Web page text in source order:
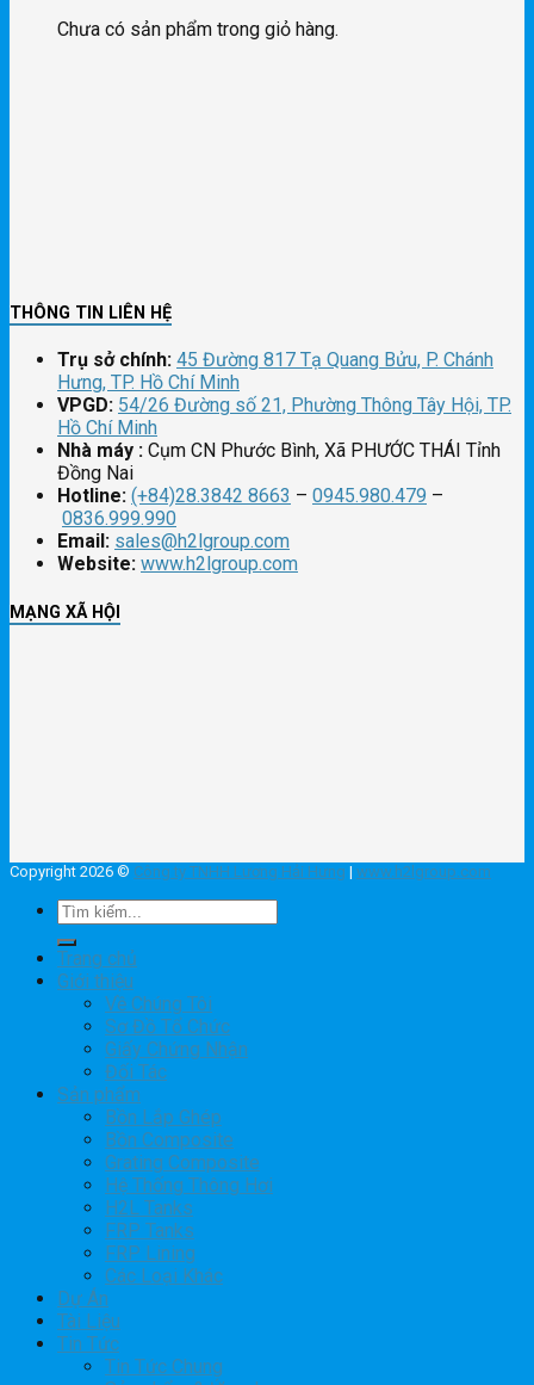
Chưa có sản phẩm trong giỏ hàng.
THÔNG TIN LIÊN HỆ
Trụ sở chính: 45 Đường 817 Tạ Quang Bửu, P. Chánh
Hưng, TP. Hồ Chí Minh
VPGD: 54/26 Đường số 21, Phường Thông Tây Hội, TP.
Hồ Chí Minh
Nhà máy : Cụm CN Phước Bình, Xã PHƯỚC THÁI Tỉnh
Đồng Nai
Hotline: (+84)28.3842 8663 – 0945.980.479 –
0836.999.990
Email: sales@h2lgroup.com
Website: www.h2lgroup.com
MẠNG XÃ HỘI
Copyright 2026 © Công ty TNHH Lương Hải Hưng | www.h2lgroup.com
Tìm
Trang chủ
Giới thiệu
Về Chúng Tôi
Sơ Đồ Tổ Chức
Giấy Chứng Nhận
Đối Tác
Sản phẩm
Bồn Lắp Ghép
Bồn Composite
Grating Composite
Hệ Thống Thông Hơi
H2L Tanks
FRP Tanks
FRP Lining
Các Loại Khác
Dự Án
Tài Liệu
Tin Tức
Tin Tức Chung